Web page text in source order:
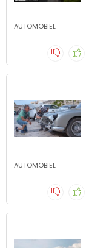
AUTOMOBIEL
AUTOMOBIEL